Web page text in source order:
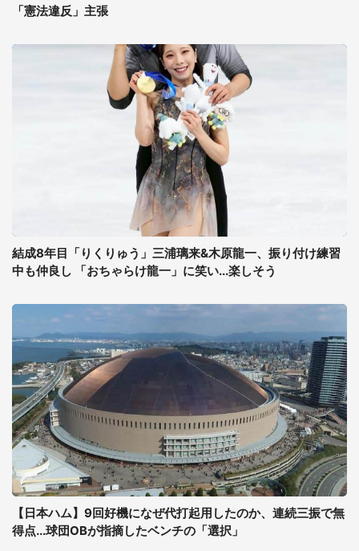
「憲法違反」主張
結成8年目「りくりゅう」三浦璃来&木原龍一、振り付け練習
中も仲良し 「おちゃらけ龍一」に笑い...楽しそう
【日本ハム】9回好機になぜ代打起用したのか、連続三振で無
得点...球団OBが指摘したベンチの「選択」